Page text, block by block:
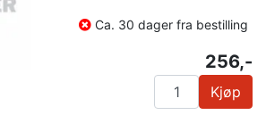
Ca. 30 dager fra bestilling
256,-
Kjøp